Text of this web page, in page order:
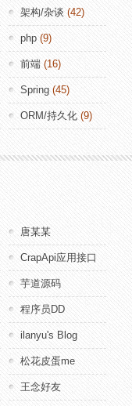
架构/杂谈 (42)
php (9)
前端 (16)
Spring (45)
ORM/持久化 (9)
唐某某
CrapApi应用接口
芋道源码
程序员DD
ilanyu's Blog
松花皮蛋me
王念好友